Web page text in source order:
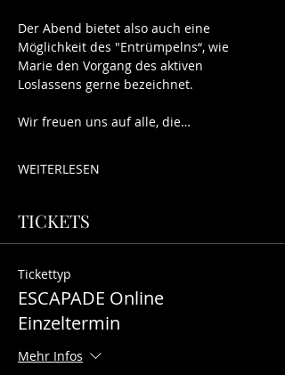
Der Abend bietet also auch eine
Möglichkeit des "Entrümpelns“, wie
Marie den Vorgang des aktiven
Loslassens gerne bezeichnet.
Wir freuen uns auf alle, die…
WEITERLESEN
TICKETS
Tickettyp
ESCAPADE Online
Einzeltermin
Mehr Infos